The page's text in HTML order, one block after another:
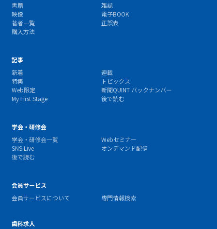
書籍
雑誌
映像
電子BOOK
著者一覧
正誤表
購入方法
記事
新着
連載
特集
トピックス
Web限定
新聞QUINT バックナンバー
My First Stage
後で読む
学会・研修会
学会・研修会一覧
Webセミナー
SNS Live
オンデマンド配信
後で読む
会員サービス
会員サービスについて
専門情報検索
歯科求人